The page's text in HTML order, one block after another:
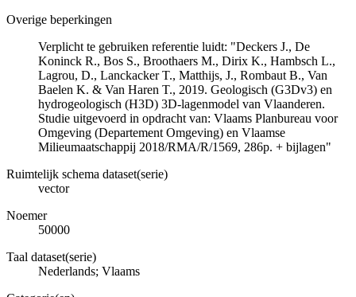
Overige beperkingen
Verplicht te gebruiken referentie luidt: "Deckers J., De
Koninck R., Bos S., Broothaers M., Dirix K., Hambsch L.,
Lagrou, D., Lanckacker T., Matthijs, J., Rombaut B., Van
Baelen K. & Van Haren T., 2019. Geologisch (G3Dv3) en
hydrogeologisch (H3D) 3D-lagenmodel van Vlaanderen.
Studie uitgevoerd in opdracht van: Vlaams Planbureau voor
Omgeving (Departement Omgeving) en Vlaamse
Milieumaatschappij 2018/RMA/R/1569, 286p. + bijlagen"
Ruimtelijk schema dataset(serie)
vector
Noemer
50000
Taal dataset(serie)
Nederlands; Vlaams